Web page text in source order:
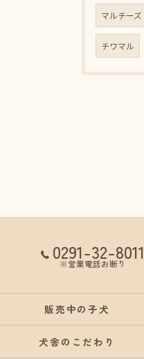
マルチーズ
チワマル
0291-32-8011
※営業電話お断り
販売中の子犬
犬舎のこだわり